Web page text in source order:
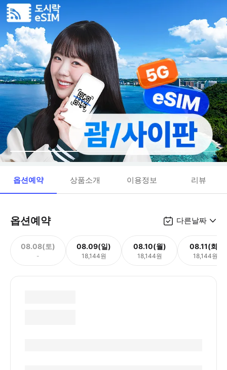
옵션예약 상품소개 이용정보 리뷰
옵션예약 다른날짜
08.08(토)
-
08.09(일)
18,144원
08.10(월)
18,144원
08.11(화)
18,144원